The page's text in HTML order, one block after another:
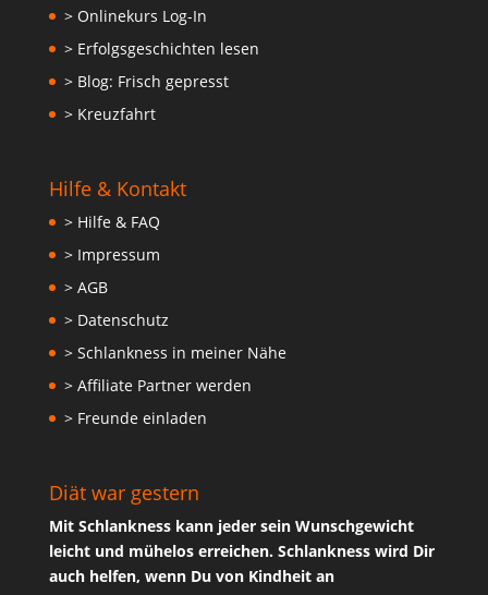
> Onlinekurs Log-In
> Erfolgsgeschichten lesen
> Blog: Frisch gepresst
> Kreuzfahrt
Hilfe & Kontakt
> Hilfe & FAQ
> Impressum
> AGB
> Datenschutz
> Schlankness in meiner Nähe
> Affiliate Partner werden
> Freunde einladen
Diät war gestern
Mit Schlankness kann jeder sein Wunschgewicht
leicht und mühelos erreichen. Schlankness wird Dir
auch helfen, wenn Du von Kindheit an